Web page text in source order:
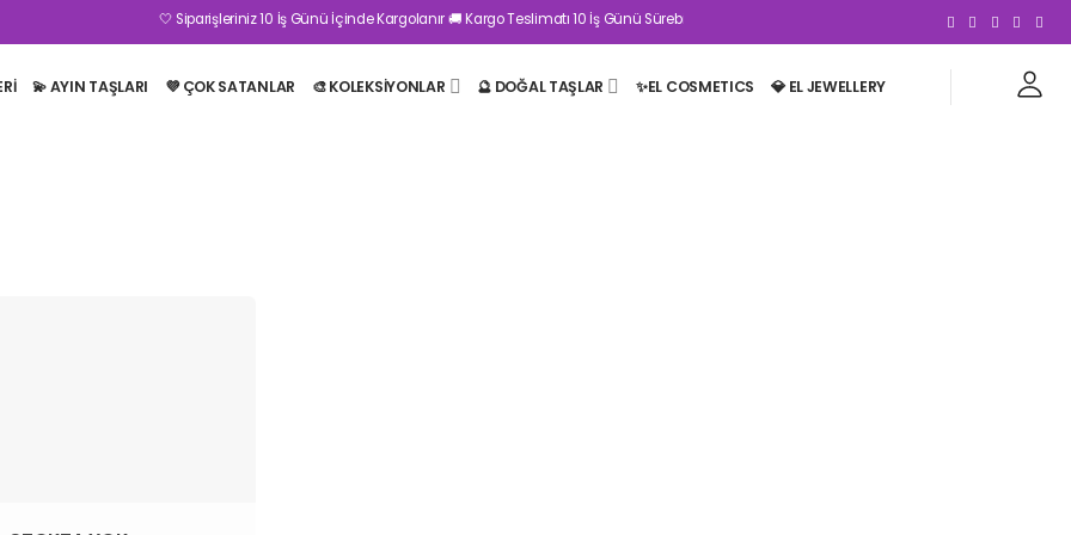
🤍 Siparişleriniz 10 İş Günü İçinde Kargolanır 🚚 Kargo Teslimatı 10 İş Günü Sürebilmektedir | 2500₺ Ve Üzeri Kargo Ücretsizdir 🤍
💫 AYIN TAŞLARI 💜 ÇOK SATANLAR 🎨 KOLEKSİYONLAR 🔮 DOĞAL TAŞLAR ✨EL COSMETICS 💎 EL JEWELLERY